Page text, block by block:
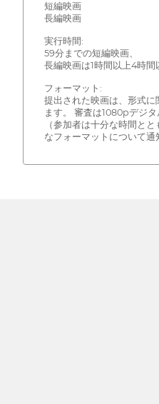
短編映画
長編映画
実行時間:
59分までの短編映画、
長編映画は1時間以上4時
フォーマット:
提出された映画は、形式に
ます。 審査は1080pデジ
（参加者は十分な時間と
なフォーマットについて通